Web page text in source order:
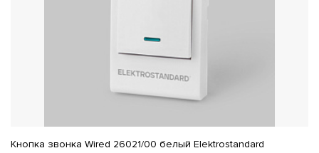
Кнопка звонка Wired 26021/00 белый Elektrostandard